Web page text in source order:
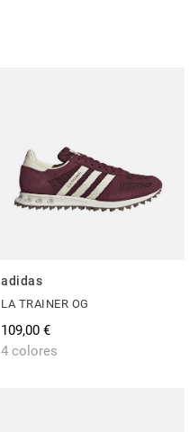
adidas
LA TRAINER OG
109,00 €
4 colores